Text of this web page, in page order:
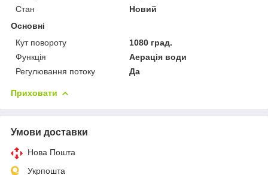
Стан
Новий
Основні
Кут повороту
1080 град.
Функція
Аерація води
Регулювання потоку
Да
Приховати
Умови доставки
Нова Пошта
Укрпошта